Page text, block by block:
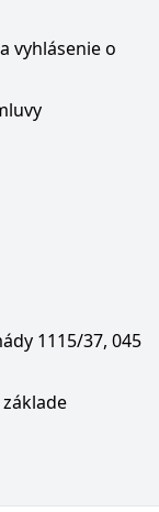
vyhlásenie o
1115/37, 045